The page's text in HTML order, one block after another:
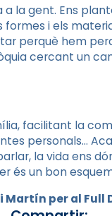
a la gent. Ens
i els
perquè hem
cercant un
facilitant la
personals…
la vida ens
és un bon
per al Full